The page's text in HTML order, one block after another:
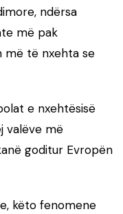
ndërsa
më pak
më të nxehta se
e nxehtësisë
valëve më
goditur Evropën
këto fenomene